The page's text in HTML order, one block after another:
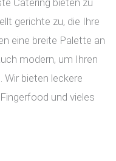
Catering bieten zu
gerichte zu, die Ihre
eine breite Palette an
modern, um Ihren
bieten leckere
und vieles